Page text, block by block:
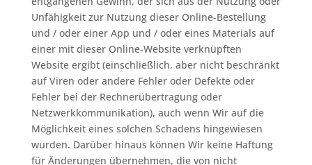
Unfähigkeit zur Nutzung dieser Online-Bestellung
und / oder einer App und / oder eines Materials auf
einer mit dieser Online-Website verknüpften
Website ergibt (einschließlich, aber nicht beschränkt
auf Viren oder andere Fehler oder Defekte oder
Fehler bei der Rechnerübertragung oder
Netzwerkkommunikation), auch wenn Wir auf die
Möglichkeit eines solchen Schadens hingewiesen
wurden. Darüber hinaus können Wir keine Haftung
für Änderungen übernehmen, die von nicht